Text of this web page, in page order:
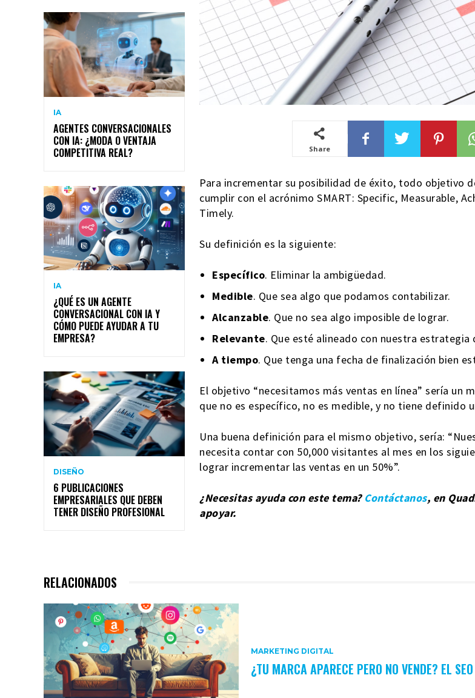
IA
AGENTES CONVERSACIONALES
CON IA: ¿MODA O VENTAJA
COMPETITIVA REAL?
IA
¿QUÉ ES UN AGENTE
CONVERSACIONAL CON IA Y
CÓMO PUEDE AYUDAR A TU
EMPRESA?
DISEÑO
6 PUBLICACIONES
EMPRESARIALES QUE DEBEN
TENER DISEÑO PROFESIONAL
Share
Para incrementar su posibilidad de éxito, todo objetivo
cumplir con el acrónimo SMART: Specific, Measurable,
Timely.
Su definición es la siguiente:
Específico. Eliminar la ambigüedad.
Medible. Que sea algo que podamos contabilizar.
Alcanzable. Que no sea algo imposible de lograr.
Relevante. Que esté alineado con nuestra estrategia
A tiempo. Que tenga una fecha de finalización bien
El objetivo “necesitamos más ventas en línea” sería un
que no es específico, no es medible, y no tiene definido
Una buena definición para el mismo objetivo, sería:
necesita contar con 50,000 visitantes al mes en los
lograr incrementar las ventas en un 50%”.
¿Necesitas ayuda con este tema? Contáctanos, en
apoyar.
RELACIONADOS
MARKETING DIGITAL
¿TU MARCA APARECE PERO NO VENDE? EL